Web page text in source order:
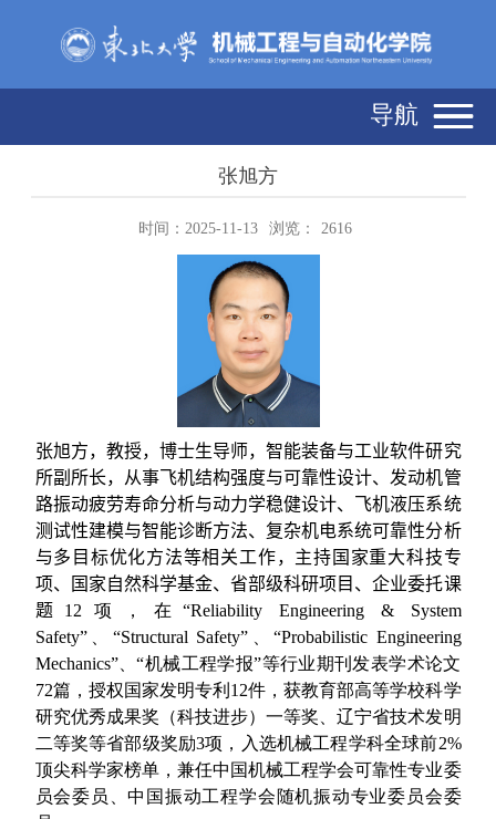
导航
张旭方
时间：2025-11-13 浏览： 2616
张旭方，教授，博士生导师，智能装备与工业软件研究
所副所长，从事飞机结构强度与可靠性设计、发动机管
路振动疲劳寿命分析与动力学稳健设计、飞机液压系统
测试性建模与智能诊断方法、复杂机电系统可靠性分析
与多目标优化方法等相关工作，主持国家重大科技专
项、国家自然科学基金、省部级科研项目、企业委托课
题 1 2 项，在“Reliability Engineering & System
Safety”、“Structural Safety” 、“Probabilistic Engineering
Mechanics”、“机械工程学报”等行业期刊发表学术论文
72篇，授权国家发明专利 12件，获教育部高等学校科学
研究优秀成果奖（科技进步）一等奖、辽宁省技术发明
二等奖等省部级奖励3项，入选机械工程学科全球前2%
顶尖科学家榜单，兼任中国机械工程学会可靠性专业委
员会委员、中国振动工程学会随机振动专业委员会委